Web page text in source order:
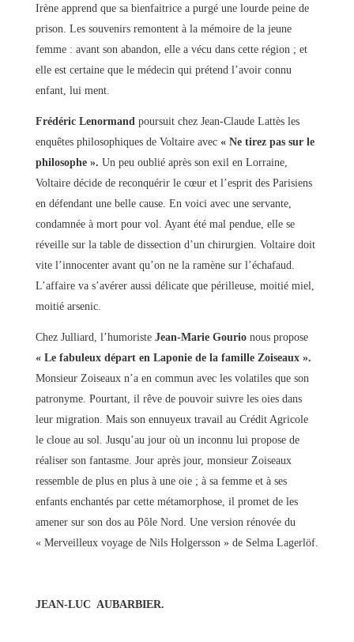
Irène apprend que sa bienfaitrice a purgé une lourde peine de
prison. Les souvenirs remontent à la mémoire de la jeune
femme : avant son abandon, elle a vécu dans cette région ; et
elle est certaine que le médecin qui prétend l’avoir connu
enfant, lui ment.
Frédéric Lenormand poursuit chez Jean-Claude Lattès les
enquêtes philosophiques de Voltaire avec « Ne tirez pas sur le
philosophe ». Un peu oublié après son exil en Lorraine,
Voltaire décide de reconquérir le cœur et l’esprit des Parisiens
en défendant une belle cause. En voici avec une servante,
condamnée à mort pour vol. Ayant été mal pendue, elle se
réveille sur la table de dissection d’un chirurgien. Voltaire doit
vite l’innocenter avant qu’on ne la ramène sur l’échafaud.
L’affaire va s’avérer aussi délicate que périlleuse, moitié miel,
moitié arsenic.
Chez Julliard, l’humoriste Jean-Marie Gourionous propose
« Le fabuleux départ en Laponie de la famille Zoiseaux ».
Monsieur Zoiseaux n’a en commun avec les volatiles que son
patronyme. Pourtant, il rêve de pouvoir suivre les oies dans
leur migration. Mais son ennuyeux travail au Crédit Agricole
le cloue au sol. Jusqu’au jour où un inconnu lui propose de
réaliser son fantasme. Jour après jour, monsieur Zoiseaux
ressemble de plus en plus à une oie ; à sa femme et à ses
enfants enchantés par cette métamorphose, il promet de les
amener sur son dos au Pôle Nord. Une version rénovée du
« Merveilleux voyage de Nils Holgersson » de Selma Lagerlöf.
JEAN-LUC AUBARBIER.